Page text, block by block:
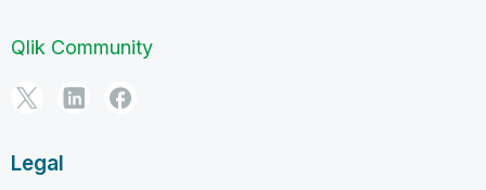
Qlik Community
Legal